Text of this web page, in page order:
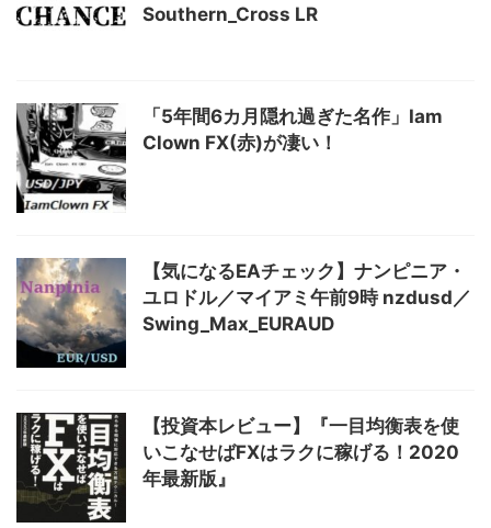
Southern_Cross LR
「5年間6カ月隠れ過ぎた名作」Iam
Clown FX(赤)が凄い！
【気になるEAチェック】ナンピニア・
ユロドル／マイアミ午前9時 nzdusd／
Swing_Max_EURAUD
【投資本レビュー】『一目均衡表を使
いこなせばFXはラクに稼げる！2020
年最新版』